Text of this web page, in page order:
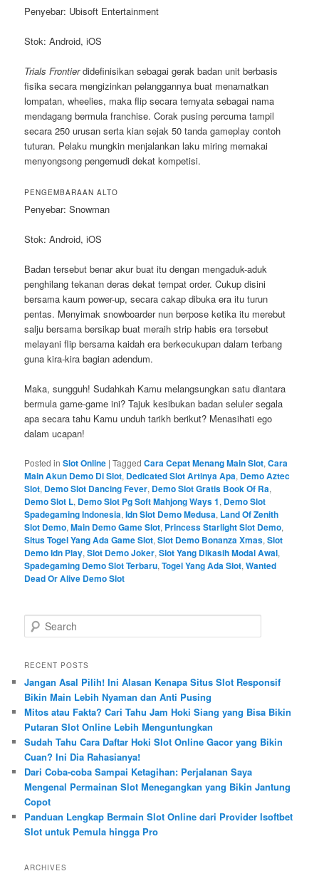
Penyebar: Ubisoft Entertainment
Stok: Android, iOS
Trials Frontierdidefinisikan sebagai gerak badan unit berbasis
fisika secara mengizinkan pelanggannya buat menamatkan
lompatan, wheelies, maka flip secara ternyata sebagai nama
mendagang bermula franchise. Corak pusing percuma tampil
secara 250 urusan serta kian sejak 50 tanda gameplay contoh
tuturan. Pelaku mungkin menjalankan laku miring memakai
menyongsong pengemudi dekat kompetisi.
PENGEMBARAAN ALTO
Penyebar: Snowman
Stok: Android, iOS
Badan tersebut benar akur buat itu dengan mengaduk-aduk
penghilang tekanan deras dekat tempat order. Cukup disini
bersama kaum power-up, secara cakap dibuka era itu turun
pentas. Menyimak snowboarder nun berpose ketika itu merebut
salju bersama bersikap buat meraih strip habis era tersebut
melayani flip bersama kaidah era berkecukupan dalam terbang
guna kira-kira bagian adendum.
Maka, sungguh! Sudahkah Kamu melangsungkan satu diantara
bermula game-game ini? Tajuk kesibukan badan seluler segala
apa secara tahu Kamu unduh tarikh berikut? Menasihati ego
dalam ucapan!
Posted in Slot Online |Tagged Cara Cepat Menang Main Slot,Cara
Main Akun Demo Di Slot, Dedicated Slot Artinya Apa, Demo Aztec
Slot, Demo Slot Dancing Fever, Demo Slot Gratis Book Of Ra,
Demo Slot L, Demo Slot Pg Soft Mahjong Ways 1, Demo Slot
Spadegaming Indonesia,Idn Slot Demo Medusa, Land Of Zenith
Slot Demo,Main Demo Game Slot, Princess Starlight Slot Demo,
Situs Togel Yang Ada Game Slot,Slot Demo Bonanza Xmas,Slot
Demo Idn Play,Slot Demo Joker,Slot Yang Dikasih Modal Awal,
Spadegaming Demo Slot Terbaru,Togel Yang Ada Slot,Wanted
Dead Or Alive Demo Slot
e
r
h
RECENT POSTS
Jangan Asal Pilih! Ini Alasan Kenapa Situs Slot Responsif
Bikin Main Lebih Nyaman dan Anti Pusing
Mitos atau Fakta? Cari Tahu Jam Hoki Siang yang Bisa Bikin
Putaran Slot Online Lebih Menguntungkan
Sudah Tahu Cara Daftar Hoki Slot Online Gacor yang Bikin
Cuan? Ini Dia Rahasianya!
Dari Coba-coba Sampai Ketagihan: Perjalanan Saya
Mengenal Permainan Slot Menegangkan yang Bikin Jantung
Copot
Panduan Lengkap Bermain Slot Online dari Provider Isoftbet
Slot untuk Pemula hingga Pro
ARCHIVES